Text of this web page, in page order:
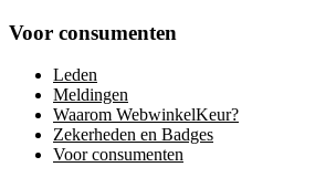
Voor consumenten
Leden
Meldingen
Waarom WebwinkelKeur?
Zekerheden en Badges
Voor consumenten